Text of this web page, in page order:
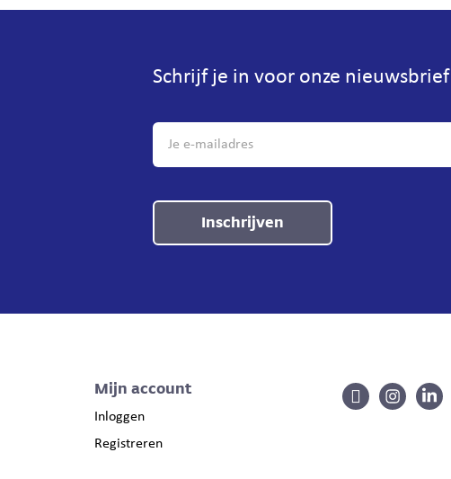
Schrijf je in voor onze nieuwsbrief
Inschrijven
Mijn account
Inloggen
Registreren